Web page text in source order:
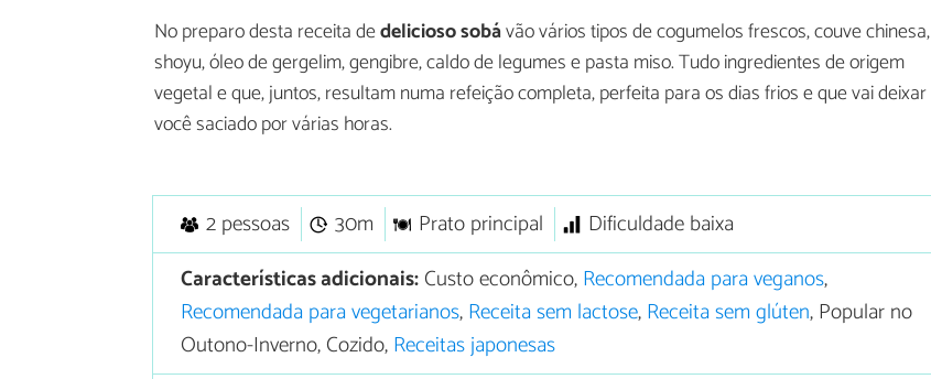
No preparo desta receita dedelicioso sobávão vários tipos de cogumelos frescos, couve chinesa,
shoyu, óleo de gergelim, gengibre, caldo de legumes e pasta miso. Tudo ingredientes de origem
vegetal e que, juntos, resultam numa refeição completa, perfeita para os dias frios e que vai deixar
você saciado por várias horas.
2 pessoas 30m Prato principal
Dificuldade baixa
Características adicionais:Custo econômico,Recomendada para veganos,
Recomendada para vegetarianos,Receita sem lactose,Receita sem glúten, Popular no
Outono-Inverno, Cozido,Receitas japonesas